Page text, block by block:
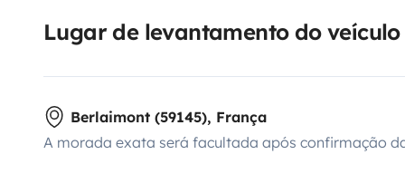
Lugar de levantamento do veículo
Berlaimont (59145), França
A morada exata será facultada após confirmação